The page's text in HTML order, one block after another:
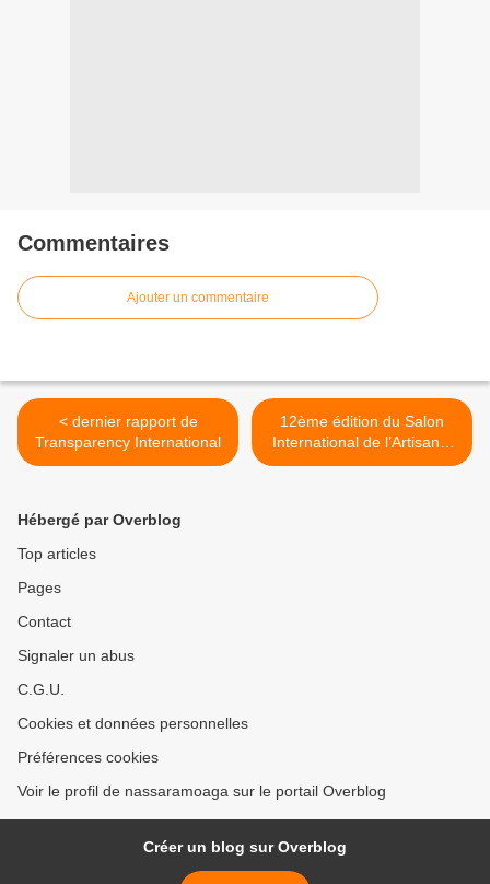
Commentaires
Ajouter un commentaire
< dernier rapport de
Transparency International
12ème édition du Salon
International de l’Artisanat
de Ouagadougou >
Hébergé par Overblog
Top articles
Pages
Contact
Signaler un abus
C.G.U.
Cookies et données personnelles
Préférences cookies
Voir le profil de nassaramoaga sur le portail Overblog
Créer un blog sur Overblog